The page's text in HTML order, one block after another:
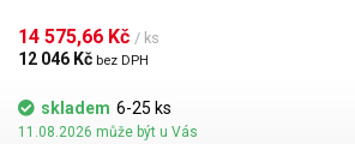
pomocí otočného kolečka je vhodné v
měnit nebo korigovat dávkované množství a
zdlouhavé. Pootočení potenciometru má
dávkovaného množství.
14 575,66 Kč / ks
12 046 Kč bez DPH
skladem 6-25 ks
11.08.2026 může být u Vás